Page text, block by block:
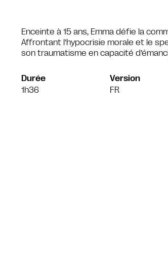
Enceinte à 15 ans, Emma défie la
Affrontant l’hypocrisie morale et le
son traumatisme en capacité
Durée
1h36
Version
FR